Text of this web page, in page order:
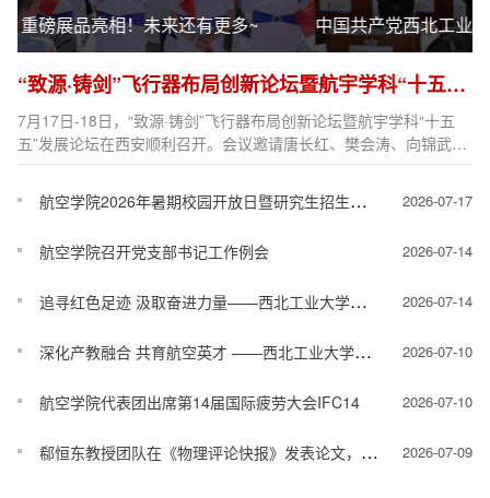
中国共产党西北工业大学航空学院第六次代表大会顺利召开
“致源·铸剑”飞行器布局创新论坛暨航宇学科“十五五”发展论坛顺利举行
7月17日-18日，“致源·铸剑”飞行器布局创新论坛暨航宇学科“十五
五”发展论坛在西安顺利召开。会议邀请唐长红、樊会涛、向锦武、
邹汝平、王海峰5位院士莅临指导。来自航空、航天、兵器等领域科
局创新和航宇学科发展等开展深入交流研讨。此次论坛的指导单位
局全国重点实验室和陕西省航空学会联合主办。论...
2026-07-17
航空学院2026年暑期校园开放日暨研究生招生宣传活动成功举行
2026-07-14
航空学院召开党支部书记工作例会
2026-07-14
追寻红色足迹 汲取奋进力量——西北工业大学航空学院航空结构工程系党支部联合兵器工业第二O三研究所飞行器技术部党支部开展延安红色主题党日活动
2026-07-10
深化产教融合 共育航空英才 ——西北工业大学航空学院与民机试飞中心共建实践实习基地正式揭牌
2026-07-10
航空学院代表团出席第14届国际疲劳大会IFC14
2026-07-09
郗恒东教授团队在《物理评论快报》发表论文，揭示湍流中速度环量的统计规律